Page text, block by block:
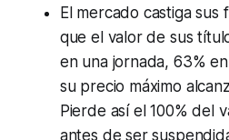
El mercado castiga sus
que el valor de sus
en una jornada, 63%
su precio máximo
Pierde así el 100% del
antes de ser